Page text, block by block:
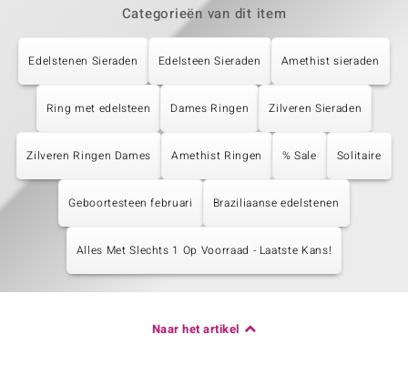
Categorieën van dit item
Edelstenen Sieraden Edelsteen Sieraden Amethist sieraden
Ring met edelsteen Dames Ringen Zilveren Sieraden
Zilveren Ringen Dames Amethist Ringen % Sale Solitaire
Geboortesteen februari Braziliaanse edelstenen
Alles Met Slechts 1 Op Voorraad - Laatste Kans!
Naar het artikel